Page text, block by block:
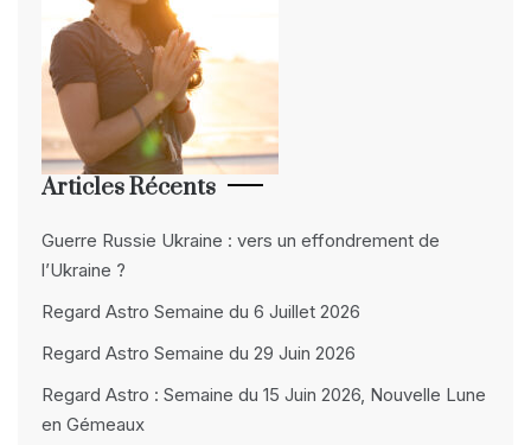
Articles Récents
Guerre Russie Ukraine : vers un effondrement de
l’Ukraine ?
Regard Astro Semaine du 6 Juillet 2026
Regard Astro Semaine du 29 Juin 2026
Regard Astro : Semaine du 15 Juin 2026, Nouvelle Lune
en Gémeaux